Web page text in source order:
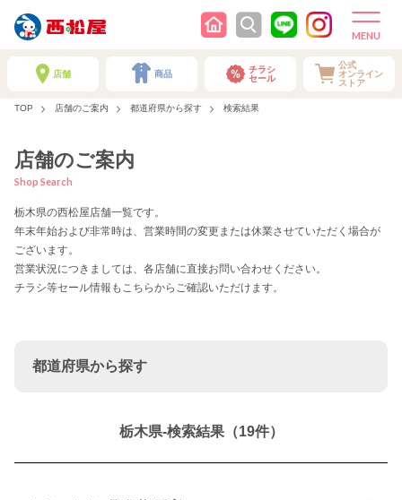
店舗 商品
チラシ
セール
公式
オンライン
ストア
TOP 店舗のご案内 都道府県から探す 検索結果
店舗のご案内
Shop Search
栃木県の西松屋店舗一覧です。
年末年始および非常時は、営業時間の変更または休業させていただく場合が
ございます。
営業状況につきましては、各店舗に直接お問い合わせください。
チラシ等セール情報もこちらからご確認いただけます。
都道府県から探す
栃木県-検索結果（19件）